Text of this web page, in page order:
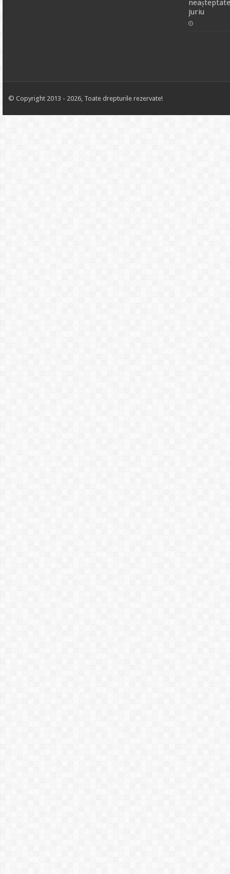
juriu
© Copyright 2013 - 2026, Toate drepturile rezervate!